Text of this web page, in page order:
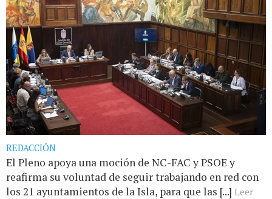
REDACCIÓN
El Pleno apoya una moción de NC-FAC y PSOE y
reafirma su voluntad de seguir trabajando en red con
los 21 ayuntamientos de la Isla, para que las [...] Leer